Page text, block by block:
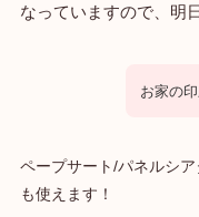
なっていますので、明
お家の
ペープサート/パネルシ
も使えます！